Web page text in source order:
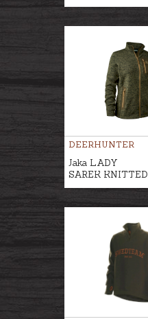
DEERHUNTER
Jaka LADY
SAREK KNITTED